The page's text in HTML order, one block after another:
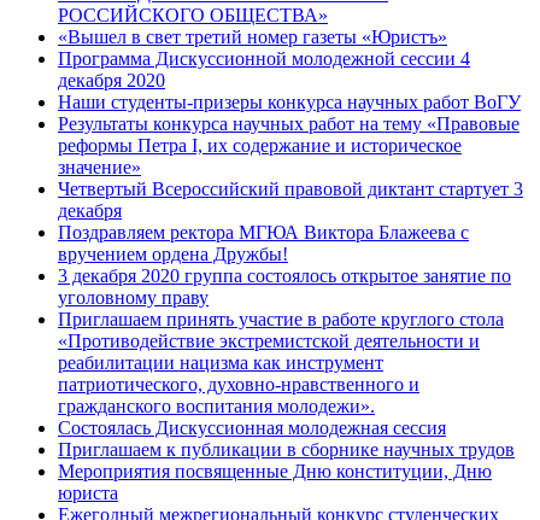
РОССИЙСКОГО ОБЩЕСТВА»
«Вышел в свет третий номер газеты «Юристъ»
Программа Дискуссионной молодежной сессии 4
декабря 2020
Наши студенты-призеры конкурса научных работ ВоГУ
Результаты конкурса научных работ на тему «Правовые
реформы Петра I, их содержание и историческое
значение»
Четвертый Всероссийский правовой диктант стартует 3
декабря
Поздравляем ректора МГЮА Виктора Блажеева с
вручением ордена Дружбы!
3 декабря 2020 группа состоялось открытое занятие по
уголовному праву
Приглашаем принять участие в работе круглого стола
«Противодействие экстремистской деятельности и
реабилитации нацизма как инструмент
патриотического, духовно-нравственного и
гражданского воспитания молодежи».
Состоялась Дискуссионная молодежная сессия
Приглашаем к публикации в сборнике научных трудов
Мероприятия посвященные Дню конституции, Дню
юриста
Ежегодный межрегиональный конкурс студенческих